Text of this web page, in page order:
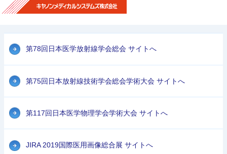
第78回日本医学放射線学会総会 サイトへ
第75回日本放射線技術学会総会学術大会 サイトへ
第117回日本医学物理学会学術大会 サイトへ
JIRA 2019国際医用画像総合展 サイトへ